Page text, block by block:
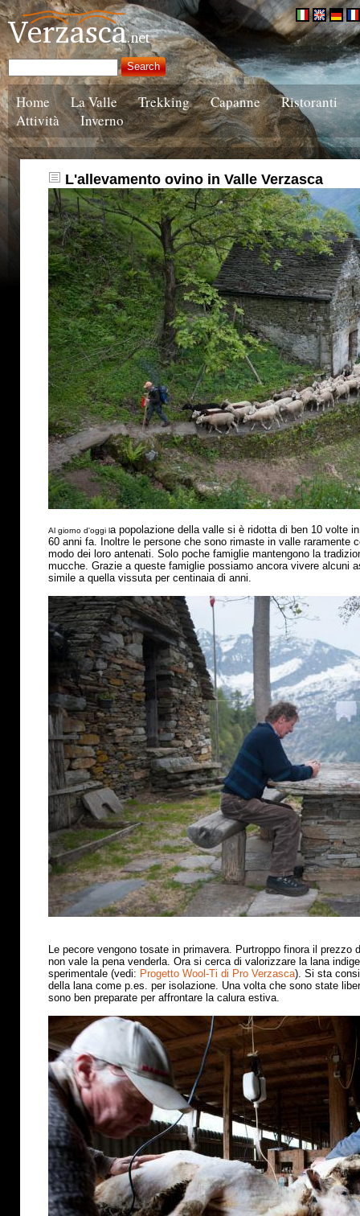
Home La Valle Trekking Capanne
Ristoranti
Attività
Inverno
L'allevamento ovino in Valle Verzasca
Al giorno d'oggi la popolazione della valle si è ridotta di ben 10 volte
60 anni fa. Inoltre le persone che sono rimaste in valle raramente
modo dei loro antenati. Solo poche famiglie mantengono la
mucche. Grazie a queste famiglie possiamo ancora vivere alcuni
simile a quella vissuta per centinaia di anni.
Le pecore vengono tosate in primavera. Purtroppo finora il prezzo
non vale la pena venderla. Ora si cerca di valorizzare la lana
sperimentale (vedi: Progetto Wool-Ti di Pro Verzasca). Si sta
della lana come p.es. per isolazione. Una volta che sono state
sono ben preparate per affrontare la calura estiva.